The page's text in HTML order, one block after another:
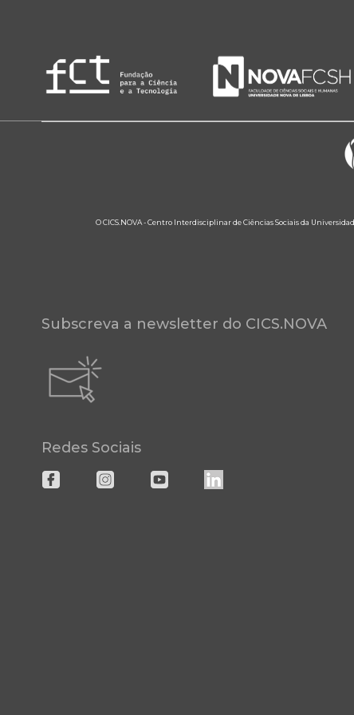
O CICS.NOVA - Centro Interdisciplinar de Ciências Sociais da
Subscreva a newsletter do CICS.NOVA
Redes Sociais